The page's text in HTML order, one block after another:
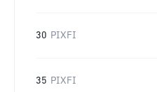
30 PIXFI
35 PIXFI